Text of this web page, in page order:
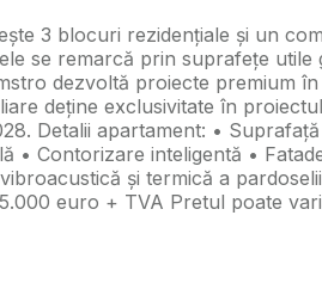
3 blocuri rezidențiale și un
se remarcă prin suprafețe
dezvoltă proiecte premium
deține exclusivitate în
Detalii apartament: •
Contorizare inteligentă •
și termică a
euro + TVA Pretul poate